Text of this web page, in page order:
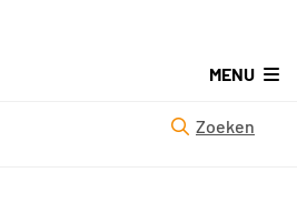
MENU
Zoeken